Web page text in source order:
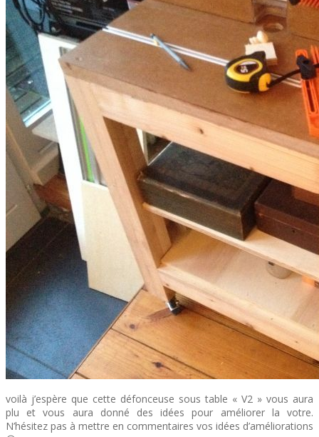
voilà j’espère que cette défonceuse sous table « V2 » vous aura
plu et vous aura donné des idées pour améliorer la votre.
N’hésitez pas à mettre en commentaires vos idées d’améliorations